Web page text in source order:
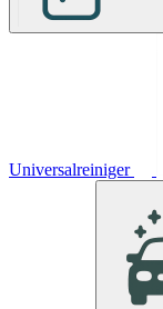
Universalreiniger